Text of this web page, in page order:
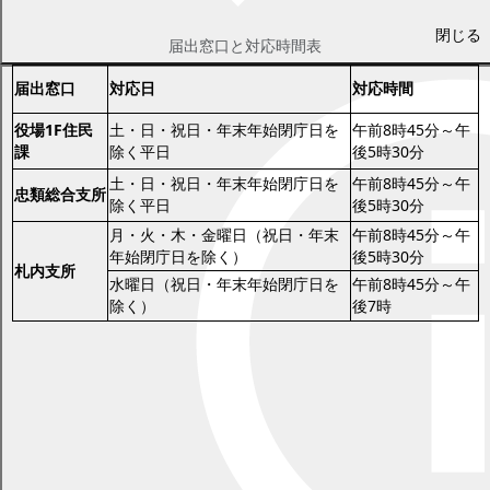
閉じる
届出窓口と対応時間表
届出窓口 対応日
対応時間
役場1F住民
課
土・日・祝日・年末年始閉庁日を
除く平日
午前8時45分～午
後5時30分
忠類総合支所
土・日・祝日・年末年始閉庁日を
除く平日
午前8時45分～午
後5時30分
札内支所
月・火・木・金曜日（祝日・年末
年始閉庁日を除く）
午前8時45分～午
後5時30分
水曜日（祝日・年末年始閉庁日を
除く）
午前8時45分～午
後7時